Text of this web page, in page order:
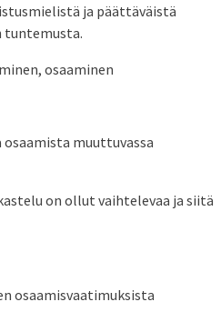
ja päättäväistä
tuntemusta.
osaaminen
muuttuvassa
on ollut vaihtelevaa ja siitä
osaamisvaatimuksista